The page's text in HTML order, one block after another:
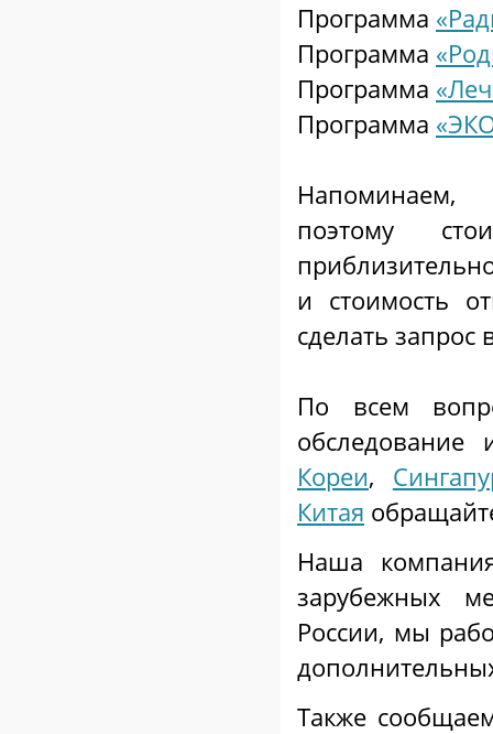
Программа
Программа
Программа
Программа
Напоминаем,
поэтому
и стоимость
сделать запрос
По всем
Кореи,
Китая
Наша
зарубежных
России, мы
Также